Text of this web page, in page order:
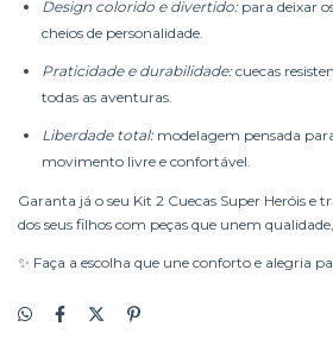
Design colorido e divertido:para deixar
cheios de personalidade.
Praticidade e durabilidade:cuecas
todas as aventuras.
Liberdade total:modelagem pensada
movimento livre e confortável.
Garanta já o seu Kit 2 Cuecas Super Heróis e
dos seus filhos com peças que unem
✨ Faça a escolha que une conforto e alegria